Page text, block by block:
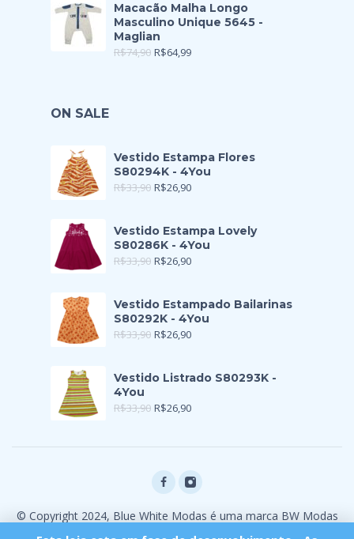
Macacão Malha Longo
Masculino Unique 5645 -
Maglian
R$74,90 R$64,99
ON SALE
Vestido Estampa Flores
S80294K - 4You
R$33,90 R$26,90
Vestido Estampa Lovely
S80286K - 4You
R$33,90 R$26,90
Vestido Estampado Bailarinas
S80292K - 4You
R$33,90 R$26,90
Vestido Listrado S80293K -
4You
R$33,90 R$26,90
© Copyright 2024, Blue White Modas é uma marca BW Modas